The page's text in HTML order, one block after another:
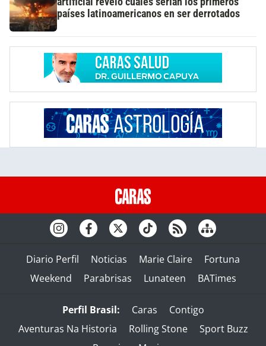
países latinoamericanos en ser derrotados
Diario Perfil Noticias Marie Claire
Fortuna
Weekend
Parabrisas Lunateen BATimes
Perfil Brasil: Caras
Contigo
Aventuras Na Historia
Rolling Stone
Sport Buzz